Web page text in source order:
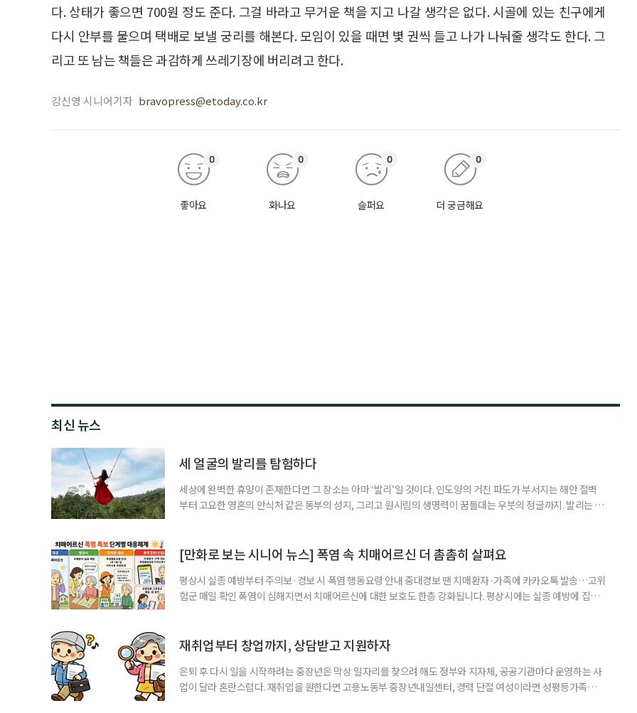
다. 상태가 좋으면 700원 정도 준다. 그걸 바라고 무거운 책을 지고 나갈 생각은 없다. 시골에 있는 친구에게
다시 안부를 물으며 택배로 보낼 궁리를 해본다. 모임이 있을 때면 볓 권씩 들고 나가 나눠줄 생각도 한다. 그
리고 또 남는 책들은 과감하게 쓰레기장에 버리려고 한다.
강신영 시니어기자 bravopress@etoday.co.kr
좋아요
0
화나요
0
슬퍼요
0
더 궁금해요
0
최신 뉴스
세 얼굴의 발리를 탐험하다
세상에 완벽한 휴양이 존재한다면 그 장소는 아마 ‘발리’일 것이다. 인도양의 거친 파도가 부서지는 해안 절벽
부터 고요한 영혼의 안식처 같은 동부의 성지, 그리고 원시림의 생명력이 꿈틀대는 우붓의 정글까지. 발리는 머
순한 휴양을 넘어 오감이 깨어나는 특별한 여정을 원한다면, 미지의 매력으로 가득 찬 발리의 세 가지 얼굴
[만화로 보는 시니어 뉴스] 폭염 속 치매어르신 더 촘촘히 살펴요
평상시 실종 예방부터 주의보·경보 시 폭염 행동요령 안내 중대경보 땐 치매환자·가족에 카카오톡 발송…고위
험군 매일 확인 폭염이 심해지면서 치매어르신에 대한 보호도 한층 강화됩니다. 평상시에는 실종 예방에 집중
매어르신은 인지기능 저하로 폭염 상황을 제대로 인식하거나 스스로 적절하게 대처하는 데 어려움을 겪을 수
재취업부터 창업까지, 상담받고 지원하자
은퇴 후 다시 일을 시작하려는 중장년은 막상 일자리를 찾으려 해도 정부와 지자체, 공공기관마다 운영하는 사
업이 달라 혼란스럽다. 재취업을 원한다면 고용노동부 중장년내일센터, 경력 단절 여성이라면 성평등가족부